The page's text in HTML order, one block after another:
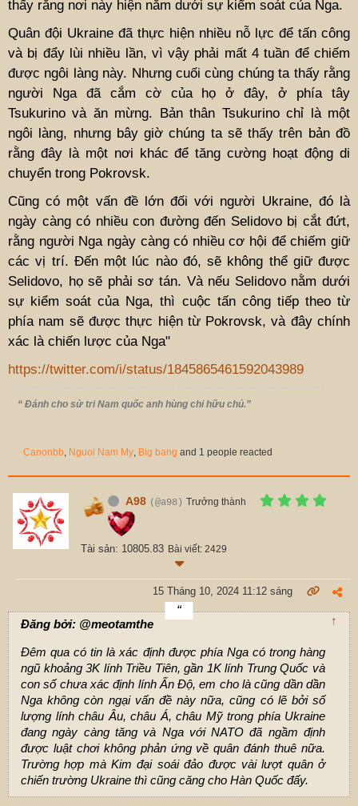
thấy rằng nơi này hiện nằm dưới sự kiểm soát của Nga.
Quân đội Ukraine đã thực hiện nhiều nỗ lực để tấn công
và bị đẩy lùi nhiều lần, vì vậy phải mất 4 tuần để chiếm
được ngôi làng này. Nhưng cuối cùng chúng ta thấy rằng
người Nga đã cắm cờ của họ ở đây, ở phía tây
Tsukurino và ăn mừng. Bản thân Tsukurino chỉ là một
ngôi làng, nhưng bây giờ chúng ta sẽ thấy trên bản đồ
rằng đây là một nơi khác để tăng cường hoạt động di
chuyển trong Pokrovsk.
Cũng có một vấn đề lớn đối với người Ukraine, đó là
ngày càng có nhiều con đường đến Selidovo bị cắt đứt,
rằng người Nga ngày càng có nhiều cơ hội để chiếm giữ
các vị trí. Đến một lúc nào đó, sẽ không thể giữ được
Selidovo, họ sẽ phải sơ tán. Và nếu Selidovo nằm dưới
sự kiểm soát của Nga, thì cuộc tấn công tiếp theo từ
phía nam sẽ được thực hiện từ Pokrovsk, và đây chính
xác là chiến lược của Nga"
https://twitter.com/i/status/1845865461592043989
“ Đánh cho sử tri Nam quốc anh hùng chi hữu chủ.”
Canonbb Nguoi Nam My Big bang and 1 people reacted
A98 (@a98) Trưởng thành
Tài sản: 10805.83 Bài viết: 2429
15 Tháng 10, 2024 11:12 sáng
Đăng bởi: @meotamthe ↑
Đêm qua có tin là xác định được phía Nga có trong hàng
ngũ khoảng 3K lính Triều Tiên, gần 1K lính Trung Quốc và
con số chưa xác định lính Ấn Độ, em cho là cũng dần dần
Nga không còn ngại vấn đề này nữa, cũng có lẽ bởi số
lượng lính châu Âu, châu Á, châu Mỹ trong phía Ukraine
đang ngày càng tăng và Nga với NATO đã ngầm định
được luật chơi không phản ứng về quân đánh thuê nữa.
Trường hợp mà Kim đại soái đảo được vài lượt quân ở
chiến trường Ukraine thì cũng căng cho Hàn Quốc đấy.